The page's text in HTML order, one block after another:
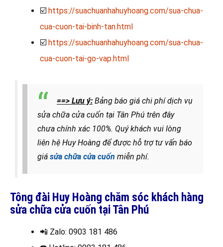
☑️ https://suachuanhahuyhoang.com/sua-chua-
cua-cuon-tai-binh-tan.html
☑️ https://suachuanhahuyhoang.com/sua-chua-
cua-cuon-tai-go-vap.html
==> Lưu ý: Bảng báo giá chi phí dịch vụ
sửa chữa cửa cuốn tại Tân Phú trên đây
chưa chính xác 100%. Quý khách vui lòng
liên hệ Huy Hoàng để được hỗ trợ tư vấn báo
giá sửa chữa cửa cuốn miễn phí.
Tông đài Huy Hoàng chăm sóc khách hàng
sửa chữa cửa cuốn tại Tân Phú
📲 Zalo: 0903 181 486